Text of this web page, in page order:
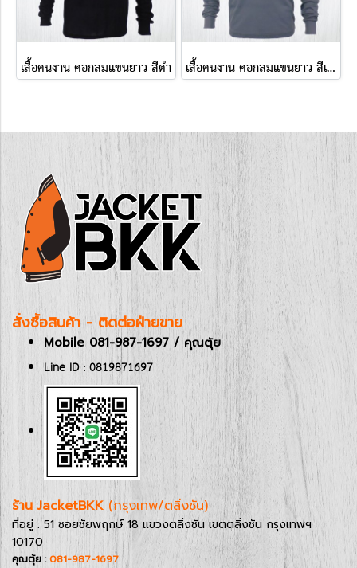
เสื้อคนงาน คอกลมแขนยาว สีดำ เสื้อคนงาน คอกลมแขนยาว สีเทาควันบุหรี่
สั่งซื้อสินค้า - ติดต่อฝ่ายขาย
Mobile 081-987-1697 / คุณตุ้ย
Line ID : 0819871697
ร้าน JacketBKK (กรุงเทพ/ตลิ่งชัน)
ที่อยู่ : 51 ซอยชัยพฤกษ์ 18 แขวงตลิ่งชัน เขตตลิ่งชัน กรุงเทพฯ
10170
คุณตุ้ย :081-987-1697